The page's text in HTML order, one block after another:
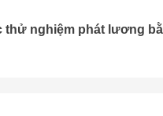
thử nghiệm phát lương